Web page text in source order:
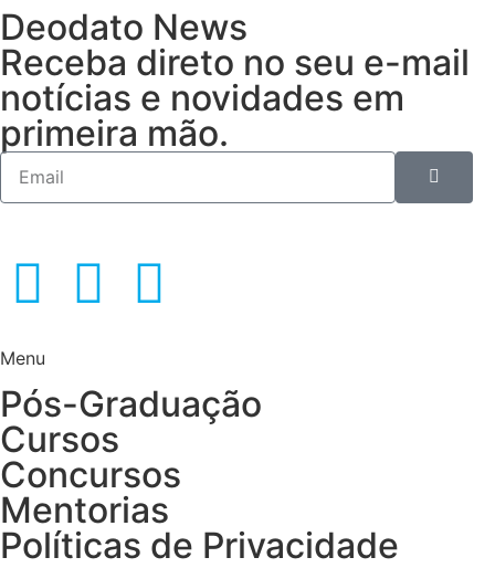
Deodato News
Receba direto no seu e-mail
notícias e novidades em
primeira mão.
Menu
Pós-Graduação
Cursos
Concursos
Mentorias
Políticas de Privacidade